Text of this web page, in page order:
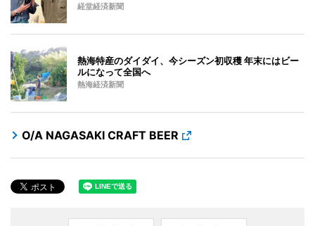
経堂経済新聞
熱海特産のダイダイ、今シーズン初収穫 年末にはビー
ルになって全国へ
熱海経済新聞
O/A NAGASAKI CRAFT BEER